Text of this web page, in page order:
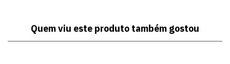
Quem viu este produto também gostou